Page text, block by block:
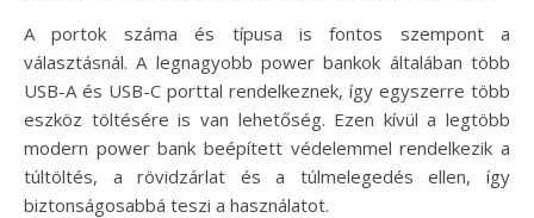
A portok száma és típusa is fontos szempont a
választásnál. A legnagyobb power bankok általában több
USB-A és USB-C porttal rendelkeznek, így egyszerre több
eszköz töltésére is van lehetőség. Ezen kívül a legtöbb
modern power bank beépített védelemmel rendelkezik a
túltöltés, a rövidzárlat és a túlmelegedés ellen, így
biztonságosabbá teszi a használatot.